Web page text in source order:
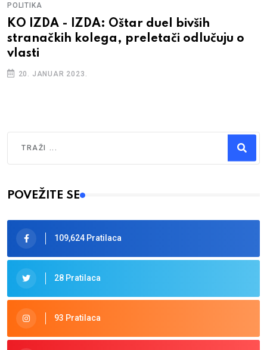
POLITIKA
KO IZDA - IZDA: Oštar duel bivših
stranačkih kolega, preletači odlučuju o
vlasti
20. JANUAR 2023.
Type 2 or more characters for results.
POVEŽITE SE
109,624 Pratilaca
28 Pratilaca
93 Pratilaca